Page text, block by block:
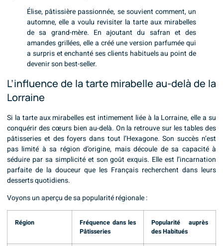
Élise, pâtissière passionnée, se souvient comment, un
automne, elle a voulu revisiter la tarte aux mirabelles
de sa grand-mère. En ajoutant du safran et des
amandes grillées, elle a créé une version parfumée qui
a surpris et enchanté ses clients habituels au point de
devenir son best-seller.
L’influence de la tarte mirabelle au-delà de la
Lorraine
Si la tarte aux mirabelles est intimement liée à la Lorraine, elle a su
conquérir des cœurs bien au-delà. On la retrouve sur les tables des
pâtisseries et des foyers dans tout l’Hexagone. Son succès n’est
pas limité à sa région d’origine, mais découle de sa capacité à
séduire par sa simplicité et son goût exquis. Elle est l’incarnation
parfaite de la douceur que les Français recherchent dans leurs
desserts quotidiens.
Voyons un aperçu de sa popularité régionale :
Région
Fréquence dans les
Pâtisseries
Popularité auprès
des Habitués